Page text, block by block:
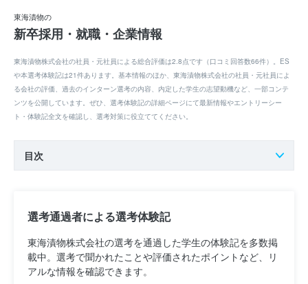
東海漬物の
新卒採用・就職・企業情報
東海漬物株式会社の社員・元社員による総合評価は2.8点です（口コミ回答数66件）。ES
や本選考体験記は21件あります。基本情報のほか、東海漬物株式会社の社員・元社員によ
る会社の評価、過去のインターン選考の内容、内定した学生の志望動機など、一部コンテ
ンツを公開しています。ぜひ、選考体験記の詳細ページにて最新情報やエントリーシー
ト・体験記全文を確認し、選考対策に役立ててください。
目次
選考通過者による選考体験記
東海漬物株式会社の選考を通過した学生の体験記を多数掲
載中。選考で聞かれたことや評価されたポイントなど、リ
アルな情報を確認できます。